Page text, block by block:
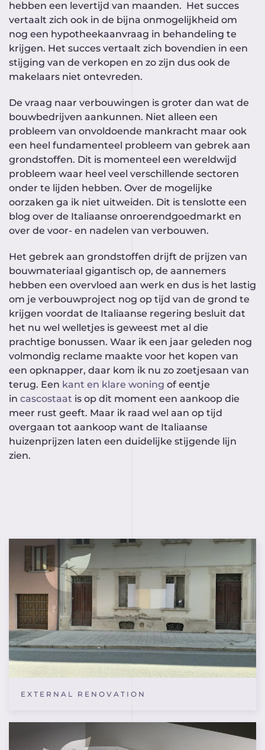
hebben een levertijd van maanden. Het succes
vertaalt zich ook in de bijna onmogelijkheid om
nog een hypotheekaanvraag in behandeling te
krijgen. Het succes vertaalt zich bovendien in een
stijging van de verkopen en zo zijn dus ook de
makelaars niet ontevreden.
De vraag naar verbouwingen is groter dan wat de
bouwbedrijven aankunnen. Niet alleen een
probleem van onvoldoende mankracht maar ook
een heel fundamenteel probleem van gebrek aan
grondstoffen. Dit is momenteel een wereldwijd
probleem waar heel veel verschillende sectoren
onder te lijden hebben. Over de mogelijke
oorzaken ga ik niet uitweiden. Dit is tenslotte een
blog over de Italiaanse onroerendgoedmarkt en
over de voor- en nadelen van verbouwen.
Het gebrek aan grondstoffen drijft de prijzen van
bouwmateriaal gigantisch op, de aannemers
hebben een overvloed aan werk en dus is het lastig
om je verbouwproject nog op tijd van de grond te
krijgen voordat de Italiaanse regering besluit dat
het nu wel welletjes is geweest met al die
prachtige bonussen. Waar ik een jaar geleden nog
volmondig reclame maakte voor het kopen van
een opknapper, daar kom ik nu zo zoetjesaan van
terug. Een kant en klare woning of eentje
in cascostaat is op dit moment een aankoop die
meer rust geeft. Maar ik raad wel aan op tijd
overgaan tot aankoop want de Italiaanse
huizenprijzen laten een duidelijke stijgende lijn
zien.
EXTERNAL RENOVATION